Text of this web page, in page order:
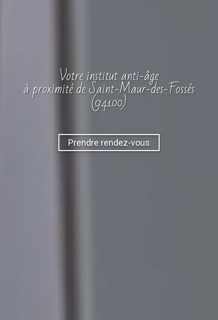
Votreinstitutanti-âge
à proximité de Saint-Maur-des-Fossés
(94100)
Prendre rendez-vous